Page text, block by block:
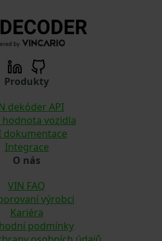
Produkty
dekóder API
hodnota vozidla
dokumentace
Integrace
O nás
VIN FAQ
výrobci
Kariéra
podmínky